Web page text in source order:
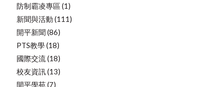
防制霸凌專區 (1)
新聞與活動 (111)
開平新聞(86)
PTS教學(18)
國際交流 (18)
校友資訊 (13)
開平學苑(7)